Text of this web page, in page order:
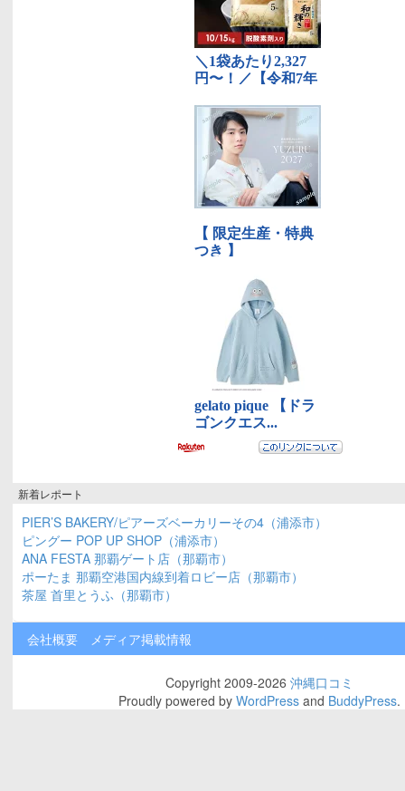
新着レポート
PIER’S BAKERY/ピアーズベーカリーその4（浦添市）
ピングー POP UP SHOP（浦添市）
ANA FESTA 那覇ゲート店（那覇市）
ポーたま 那覇空港国内線到着ロビー店（那覇市）
茶屋 首里とうふ（那覇市）
会社概要 メディア掲載情報
Copyright 2009-2026 沖縄口コミ
Proudly powered by WordPressand BuddyPress.